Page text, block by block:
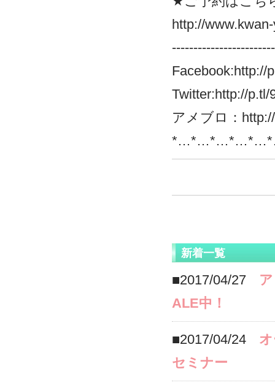
http://
Facebook:http://
Twitter:http://p.tl/
アメブロ：
新着一覧
■2017/04/27
ALE中！
■2017/04/24
セミナー